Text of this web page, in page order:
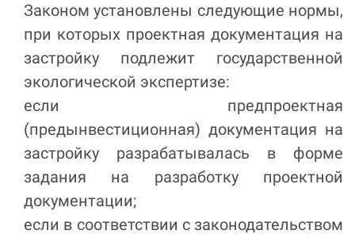
Законом установлены следующие нормы,
при которых проектная документация на
застройку подлежит государственной
экологической экспертизе:
если предпроектная
(предынвестиционная) документация на
застройку разрабатывалась в форме
задания на разработку проектной
документации;
если в соответствии с законодательством